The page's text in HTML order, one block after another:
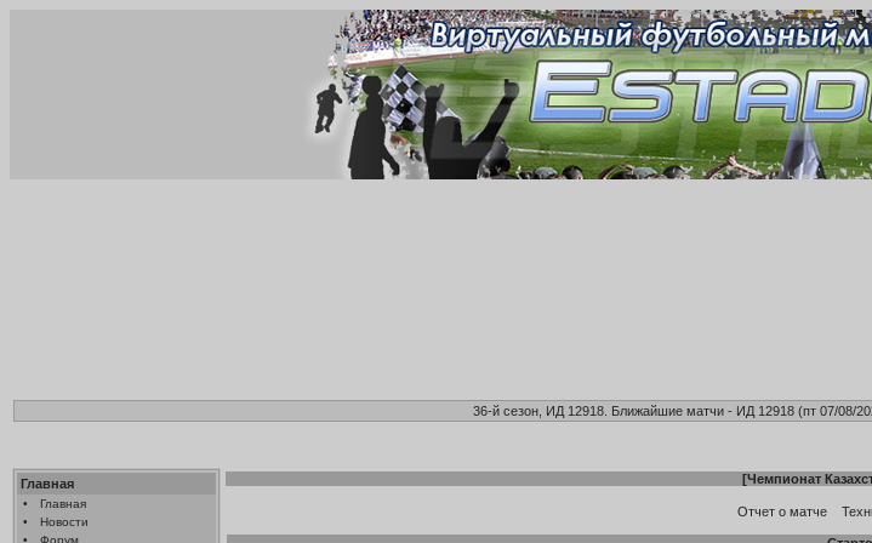
36-й сезон, ИД 12918. Ближайшие матчи - ИД 12918 (пт 07/08/
Главная
•
Главная
•
Новости
•
Форум
[Чемпионат
Отчет о матче